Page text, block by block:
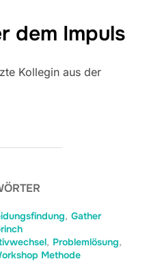
dem Impuls
Kollegin aus der
, Gather
, Problemlösung,
Methode